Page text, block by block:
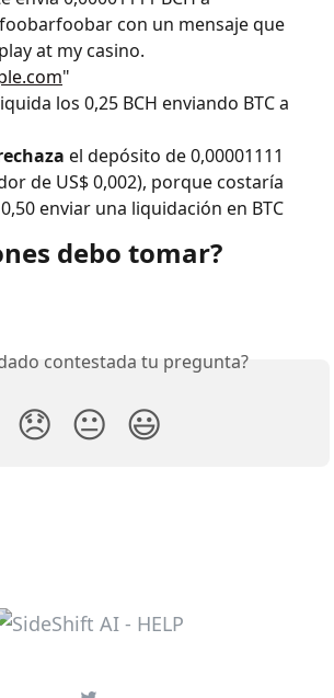
con un mensaje que
at my casino.
"
los 0,25 BCH enviando BTC a
el depósito de 0,00001111
de US$ 0,002), porque costaría
enviar una liquidación en BTC
debo tomar?
contestada tu pregunta?
😞 😐 😃